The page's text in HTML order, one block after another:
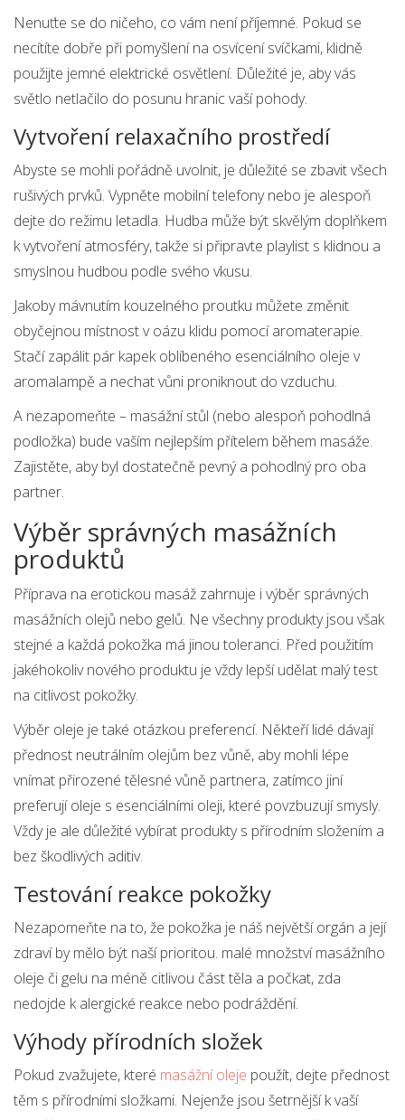
Nenuťte se do ničeho, co vám není příjemné. Pokud se
necítíte dobře při pomyšlení na osvícení svíčkami, klidně
použijte jemné elektrické osvětlení. Důležité je, aby vás
světlo netlačilo do posunu hranic vaší pohody.
Vytvoření relaxačního prostředí
Abyste se mohli pořádně uvolnit, je důležité se zbavit všech
rušivých prvků. Vypněte mobilní telefony nebo je alespoň
dejte do režimu letadla. Hudba může být skvělým doplňkem
k vytvoření atmosféry, takže si připravte playlist s klidnou a
smyslnou hudbou podle svého vkusu.
Jakoby mávnutím kouzelného proutku můžete změnit
obyčejnou místnost v oázu klidu pomocí aromaterapie.
Stačí zapálit pár kapek oblíbeného esenciálního oleje v
aromalampě a nechat vůni proniknout do vzduchu.
A nezapomeňte – masážní stůl (nebo alespoň pohodlná
podložka) bude vaším nejlepším přítelem během masáže.
Zajistěte, aby byl dostatečně pevný a pohodlný pro oba
partner.
Výběr správných masážních
produktů
Příprava na erotickou masáž zahrnuje i výběr správných
masážních olejů nebo gelů. Ne všechny produkty jsou však
stejné a každá pokožka má jinou toleranci. Před použitím
jakéhokoliv nového produktu je vždy lepší udělat malý test
na citlivost pokožky.
Výběr oleje je také otázkou preferencí. Někteří lidé dávají
přednost neutrálním olejům bez vůně, aby mohli lépe
vnímat přirozené tělesné vůně partnera, zatímco jiní
preferují oleje s esenciálními oleji, které povzbuzují smysly.
Vždy je ale důležité vybírat produkty s přírodním složením a
bez škodlivých aditiv.
Testování reakce pokožky
Nezapomeňte na to, že pokožka je náš největší orgán a její
zdraví by mělo být naší prioritou. malé množství masážního
oleje či gelu na méně citlivou část těla a počkat, zda
nedojde k alergické reakce nebo podráždění.
Výhody přírodních složek
Pokud zvažujete, které masážní oleje použít, dejte přednost
těm s přírodními složkami. Nejenže jsou šetrnější k vaší